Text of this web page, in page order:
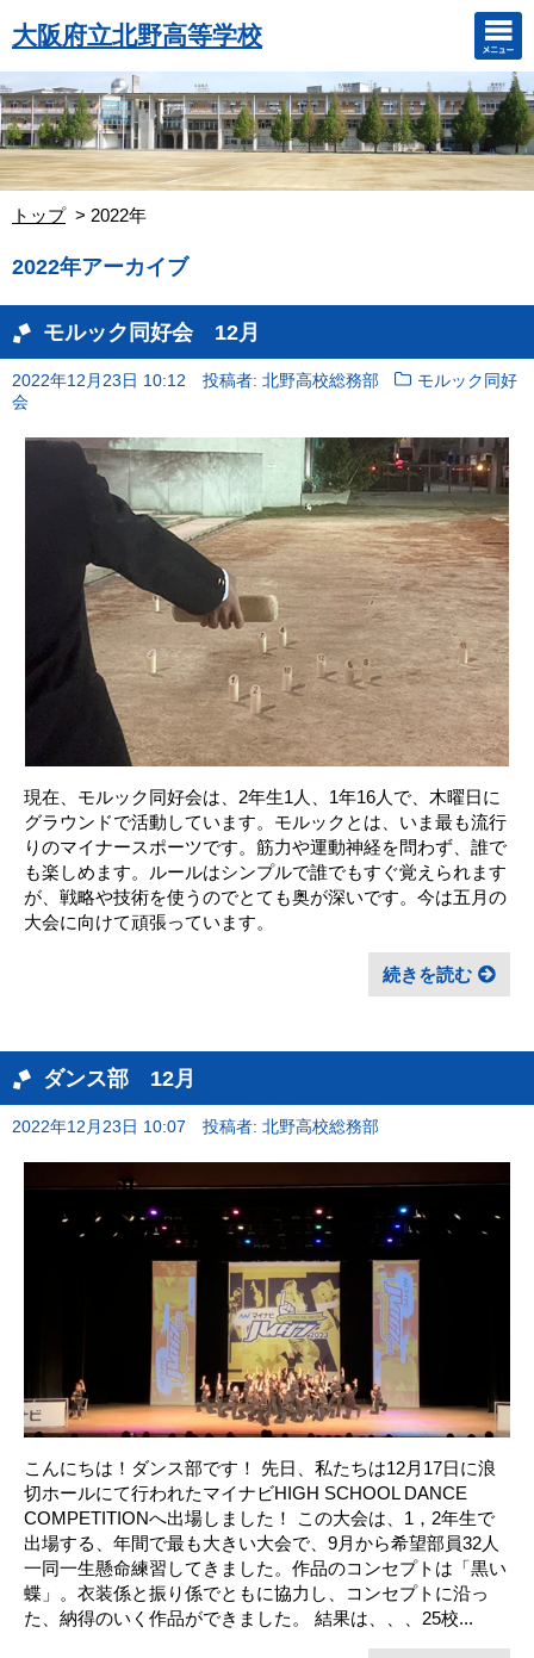
大阪府立北野高等学校
トップ 2022年
2022年アーカイブ
モルック同好会 12月
2022年12月23日 10:12 投稿者: 北野高校総務部
モルック同好
会
現在、モルック同好会は、2年生1人、1年16人で、木曜日に
グラウンドで活動しています。モルックとは、いま最も流行
りのマイナースポーツです。筋力や運動神経を問わず、誰で
も楽しめます。ルールはシンプルで誰でもすぐ覚えられます
が、戦略や技術を使うのでとても奥が深いです。今は五月の
大会に向けて頑張っています。
続きを読む
ダンス部 12月
2022年12月23日 10:07 投稿者: 北野高校総務部
こんにちは！ダンス部です！ 先日、私たちは12月17日に浪
切ホールにて行われたマイナビHIGH SCHOOL DANCE
COMPETITIONへ出場しました！ この大会は、1，2年生で
出場する、年間で最も大きい大会で、9月から希望部員32人
一同一生懸命練習してきました。作品のコンセプトは「黒い
蝶」。衣装係と振り係でともに協力し、コンセプトに沿っ
た、納得のいく作品ができました。 結果は、、、25校...